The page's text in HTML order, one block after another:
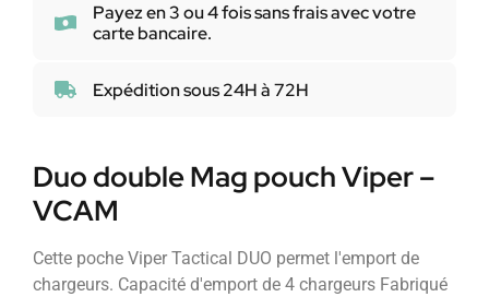
Payez en 3 ou 4 fois sans frais avec votre
carte bancaire.
Expédition sous 24H à 72H
Duo double Mag pouch Viper –
VCAM
Cette poche Viper Tactical DUO permet l'emport de
chargeurs. Capacité d'emport de 4 chargeurs Fabriqué